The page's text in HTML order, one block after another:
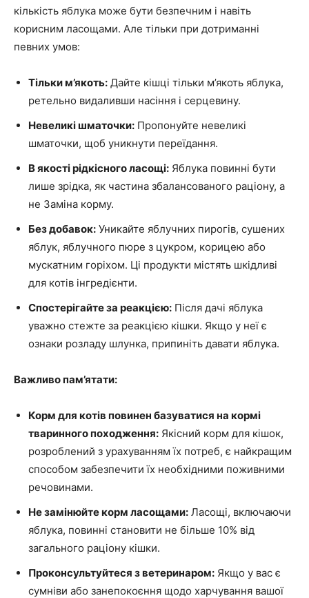
кількість яблука може бути безпечним і навіть
корисним ласощами. Але тільки при дотриманні
певних умов:
Тільки м’якоть: Дайте кішці тільки м’якоть яблука,
ретельно видаливши насіння і серцевину.
Невеликі шматочки: Пропонуйте невеликі
шматочки, щоб уникнути переїдання.
В якості рідкісного ласощі: Яблука повинні бути
лише зрідка, як частина збалансованого раціону, а
не Заміна корму.
Без добавок: Уникайте яблучних пирогів, сушених
яблук, яблучного пюре з цукром, корицею або
мускатним горіхом. Ці продукти містять шкідливі
для котів інгредієнти.
Спостерігайте за реакцією: Після дачі яблука
уважно стежте за реакцією кішки. Якщо у неї є
ознаки розладу шлунка, припиніть давати яблука.
Важливо пам’ятати:
Корм для котів повинен базуватися на кормі
тваринного походження: Якісний корм для кішок,
розроблений з урахуванням їх потреб, є найкращим
способом забезпечити їх необхідними поживними
речовинами.
Не замінюйте корм ласощами: Ласощі, включаючи
яблука, повинні становити не більше 10% від
загального раціону кішки.
Проконсультуйтеся з ветеринаром: Якщо у вас є
сумніви або занепокоєння щодо харчування вашої